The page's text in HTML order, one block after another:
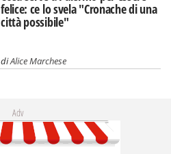
felice: ce lo svela "Cronache di una
città possibile"
diAlice Marchese
Adv